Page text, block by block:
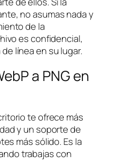
no asumas nada y
de la
es confidencial,
línea en su lugar.
a PNG en
te ofrece más
y un soporte de
más sólido. Es la
trabajas con